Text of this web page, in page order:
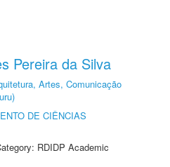
Pereira da Silva
Artes, Comunicação
DE CIÊNCIAS
RDIDP Academic